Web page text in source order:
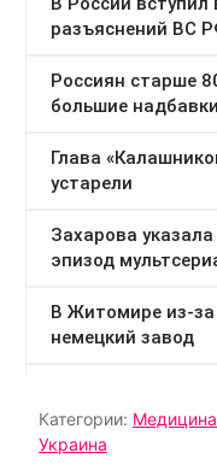
Категории: Медицина
Украина